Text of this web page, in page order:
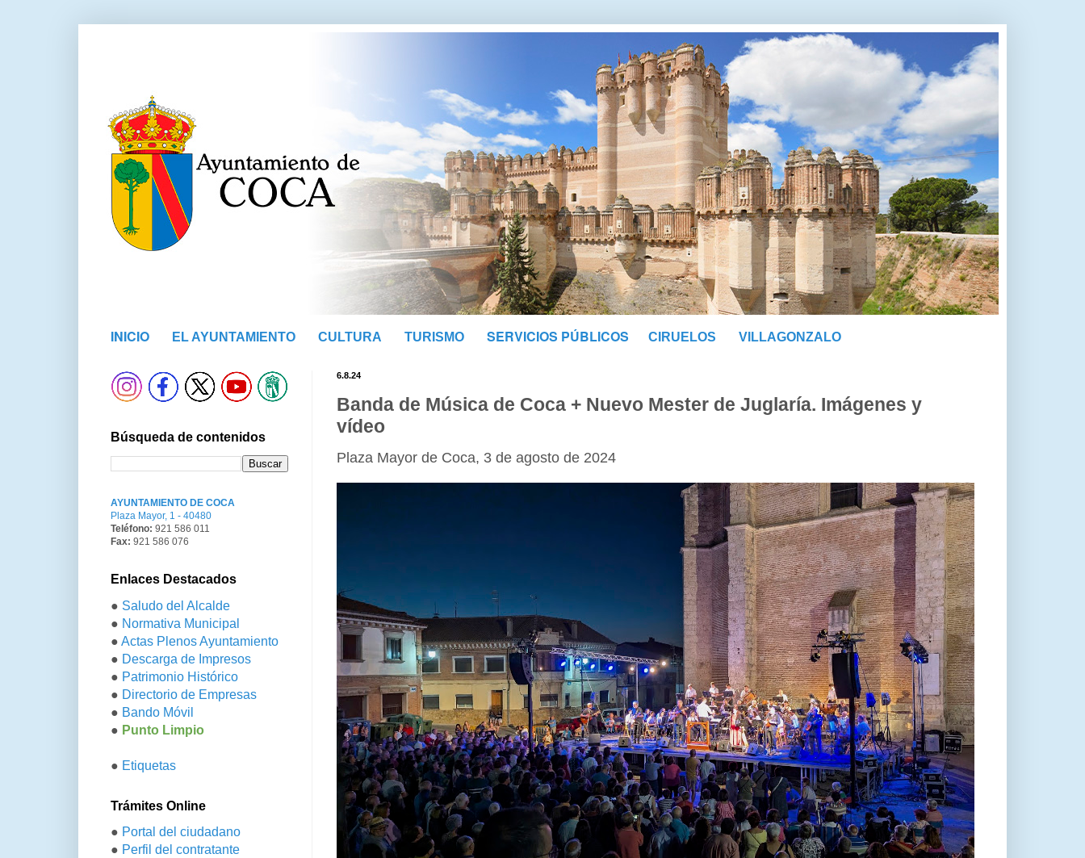
INICIO EL AYUNTAMIENTO CULTURA TURISMO SERVICIOS PÚBLICOS CIRUELOS VILLAGONZALO
6.8.24
Banda de Música de Coca + Nuevo Mester de Juglaría. Imágenes y
vídeo
Plaza Mayor de Coca, 3 de agosto de 2024
Búsqueda de contenidos
AYUNTAMIENTO DE COCA
Plaza Mayor, 1 - 40480
Teléfono: 921 586 011
Fax: 921 586 076
Enlaces Destacados
● Saludo del Alcalde
● Normativa Municipal
● Actas Plenos Ayuntamiento
● Descarga de Impresos
● Patrimonio Histórico
● Directorio de Empresas
● Bando Móvil
● Punto Limpio
● Etiquetas
Trámites Online
● Portal del ciudadano
● Perfil del contratante